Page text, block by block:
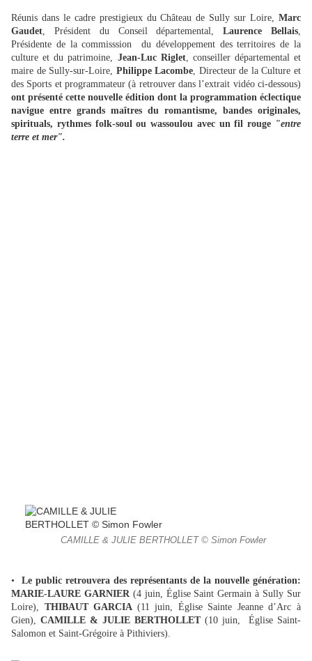
Réunis dans le cadre prestigieux du Château de Sully sur Loire, Marc
Gaudet , Président du Conseil départemental,Laurence Bellais
Présidente de la commisssion du développement des territoires de la
culture et du patrimoine, Jean-Luc Riglet, conseiller départemental et
maire de Sully-sur-Loire, Philippe Lacombe , Directeur de la Culture et
des Sports et programmateur (à retrouver dans l’extrait vidéo ci-dessous)
ont présenté cette nouvelle édition dont la programmation éclectique
navigue entre grands maîtres du romantisme, bandes originales,
spirituals, rythmes folk-soul ou wassoulou avec un fil rouge "entre
terre et mer".
CAMILLE & JULIE BERTHOLLET © Simon Fowler
•
Le public retrouvera des représentants de la nouvelle génération:
MARIE-LAURE GARNIER (4 juin, Église Saint Germain à Sully Sur
Loire), THIBAUT GARCIA (11 juin, Église Sainte Jeanne d’Arc à
Gien), CAMILLE & JULIE BERTHOLLET(10 juin, Église Saint-
Salomon et Saint-Grégoire à Pithiviers).